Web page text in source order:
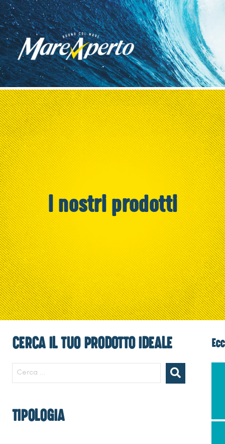
I nostri prodotti
CERCA IL TUO PRODOTTO IDEALE
TIPOLOGIA